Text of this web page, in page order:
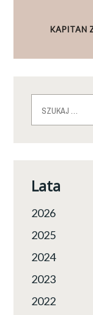
KAPITAN
Lata
2026
2025
2024
2023
2022